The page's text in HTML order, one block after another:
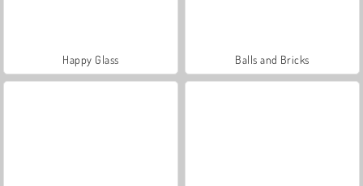
Happy Glass Balls and Bricks